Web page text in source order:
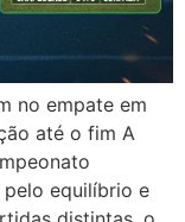
no empate em
até o fim A
equilíbrio e